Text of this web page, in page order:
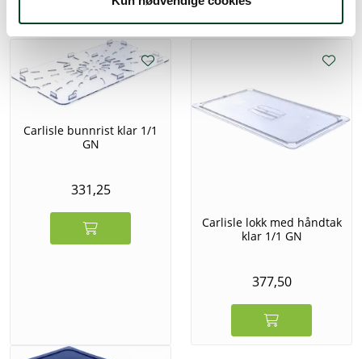
Carlisle bunnrist klar 1/1
GN
331,25
Carlisle lokk med håndtak
klar 1/1 GN
377,50